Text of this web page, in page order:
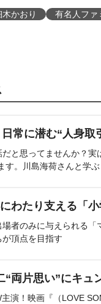
木かおり 有名人ファ
常に潜む“人身取
だと思ってませんか？
す。川島海荷さんと学ぶ
わたり支える「小
者のみに与えられる「
頂点を目指す
両片思い”にキュ
演！映画『（LOVE